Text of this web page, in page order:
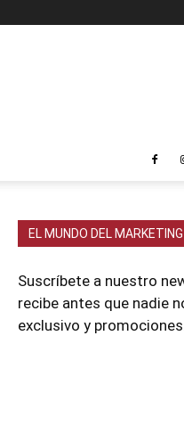
EL MUNDO DEL
Suscríbete a nuestro
recibe antes que nadie
exclusivo y